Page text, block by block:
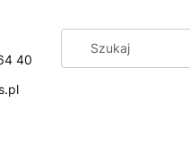
40